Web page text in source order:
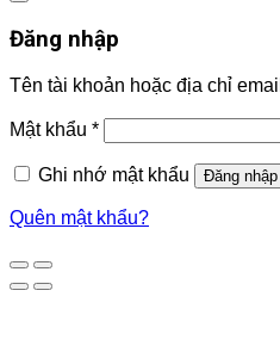
Đăng nhập
Tên tài khoản hoặc địa chỉ email
Mật khẩu *
Ghi nhớ mật khẩu Đăng nhập
Quên mật khẩu?